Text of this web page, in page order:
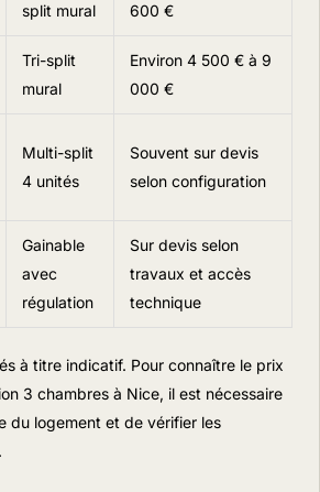
split mural
600 €
Tri-split
mural
Environ 4 500 € à 9
000 €
Multi-split
4 unités
Souvent sur devis
selon configuration
Gainable
avec
régulation
Sur devis selon
travaux et accès
technique
à titre indicatif. Pour connaître le prix
3 chambres à Nice, il est nécessaire
du logement et de vérifier les